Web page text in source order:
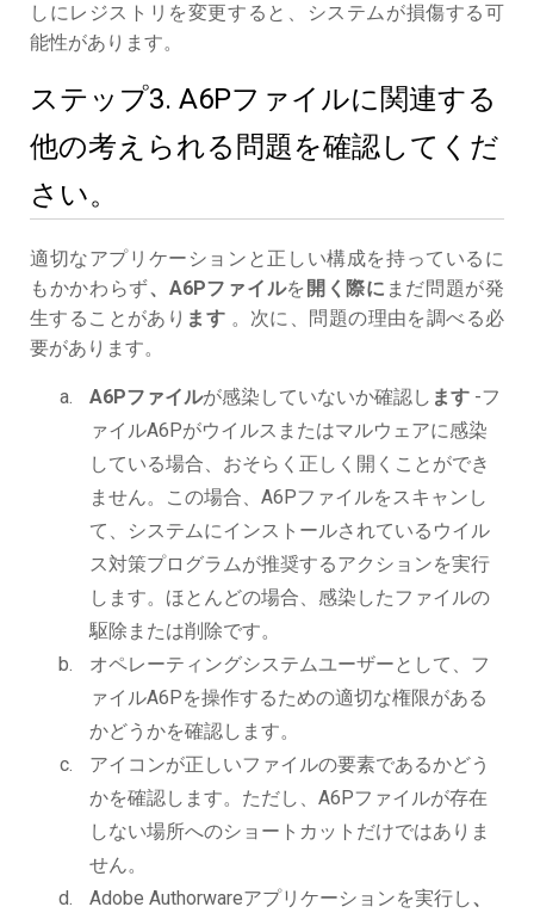
しにレジストリを変更すると、システムが損傷する可
能性があります。
ステップ3. A6Pファイルに関連する
他の考えられる問題を確認してくだ
さい。
適切なアプリケーションと正しい構成を持っているに
もかかわらず、A6Pファイルを 開く際に まだ問題が発
生することがあり ます 。次に、問題の理由を調べる必
要があります。
A6Pファイルが感染していないか確認し ます -フ
ァイルA6Pがウイルスまたはマルウェアに感染
している場合、おそらく正しく開くことができ
ません。この場合、A6Pファイルをスキャンし
て、システムにインストールされているウイル
ス対策プログラムが推奨するアクションを実行
します。ほとんどの場合、感染したファイルの
駆除または削除です。
オペレーティングシステムユーザーとして、フ
ァイルA6Pを操作するための適切な権限がある
かどうかを確認します。
アイコンが正しいファイルの要素であるかどう
かを確認します。ただし、A6Pファイルが存在
しない場所へのショートカットだけではありま
せん。
Adobe Authorwareアプリケーションを実行し、